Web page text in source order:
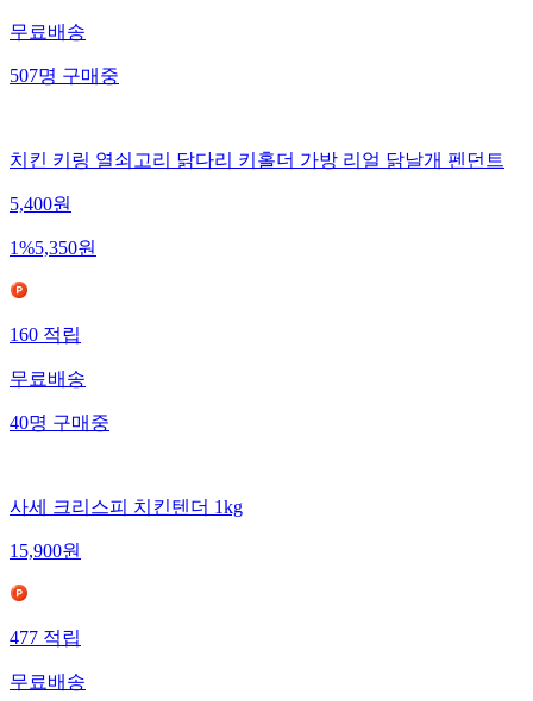
무료배송
507명구매중
치킨 키링 열쇠고리 닭다리 키홀더 가방 리얼 닭날개 펜던트
5,400원
1%5,350원
160적립
무료배송
40명구매중
사세 크리스피 치킨텐더 1kg
15,900원
477적립
무료배송